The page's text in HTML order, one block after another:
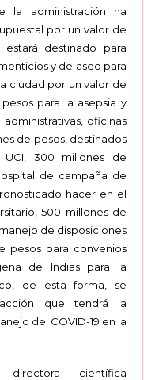
la administración ha
por un valor de
destinado para
y de aseo para
ciudad por un valor de
para la asepsia y
oficinas
de pesos, destinados
300 millones de
de campaña de
hacer en el
500 millones de
de disposiciones
pesos para convenios
de Indias para la
de esta forma, se
que tendrá la
del COVID-19 en la
científica